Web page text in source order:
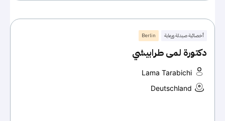
أخصائية صيدلة ورعاية Berlin
دكتورة لمى طرابيشي
Lama Tarabichi
Deutschland